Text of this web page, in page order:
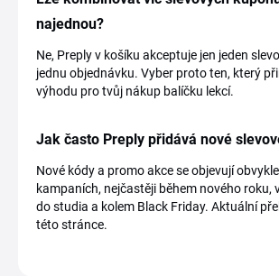
najednou?
Ne, Preply v košíku akceptuje jen jeden
jednu objednávku. Vyber proto ten, který
výhodu pro tvůj nákup balíčku lekcí.
Jak často Preply přidává nové
Nové kódy a promo akce se objevují
kampaních, nejčastěji během nového roku,
do studia a kolem Black Friday. Aktuální
této stránce.